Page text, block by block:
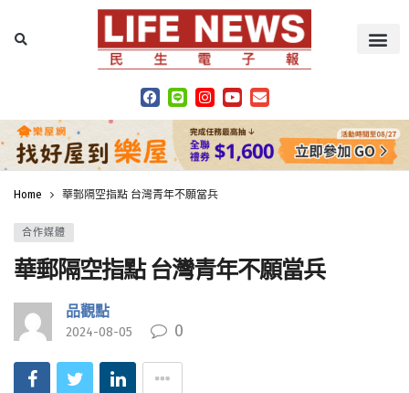
Home 華郵隔空指點 台灣青年不願當兵
合作媒體
華郵隔空指點 台灣青年不願當兵
品觀點
2024-08-05 0